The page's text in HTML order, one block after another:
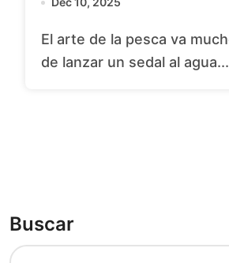
El arte de la pesca va mucho más allá
de lanzar un sedal al agua...
Buscar